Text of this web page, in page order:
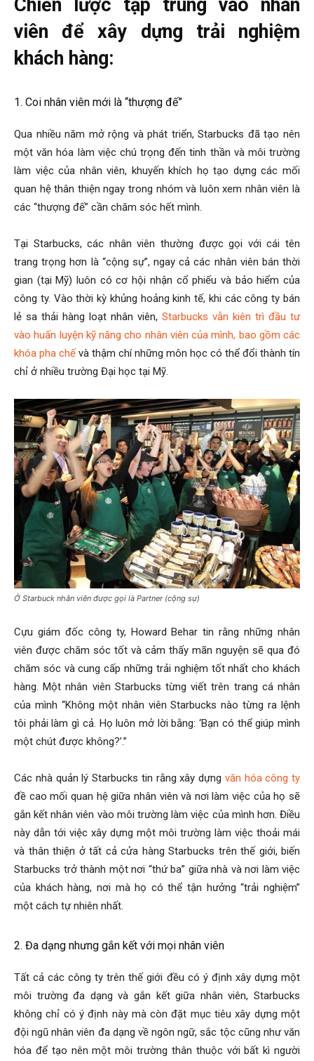
Chiến lược tập trung vào nhân
viên để xây dựng trải nghiệm
khách hàng:
1. Coi nhân viên mới là “thượng đế”
Qua nhiều năm mở rộng và phát triển, Starbucks đã tạo nên
một văn hóa làm việc chú trọng đến tinh thần và môi trường
làm việc của nhân viên, khuyến khích họ tạo dựng các mối
quan hệ thân thiện ngay trong nhóm và luôn xem nhân viên là
các “thượng đế” cần chăm sóc hết mình.
Tại Starbucks, các nhân viên thường được gọi với cái tên
trang trọng hơn là “cộng sự”, ngay cả các nhân viên bán thời
gian (tại Mỹ) luôn có cơ hội nhận cổ phiếu và bảo hiểm của
công ty. Vào thời kỳ khủng hoảng kinh tế, khi các công ty bán
lẻ sa thải hàng loạt nhân viên, Starbucks vẫn kiên trì đầu tư
vào huấn luyện kỹ năng cho nhân viên của mình, bao gồm các
khóa pha chếvà thậm chí những môn học có thể đổi thành tín
chỉ ở nhiều trường Đại học tại Mỹ.
Ở Starbuck nhân viên được gọi là Partner (cộng sự)
Cựu giám đốc công ty, Howard Behar tin rằng những nhân
viên được chăm sóc tốt và cảm thấy mãn nguyện sẽ qua đó
chăm sóc và cung cấp những trải nghiệm tốt nhất cho khách
hàng. Một nhân viên Starbucks từng viết trên trang cá nhân
của mình “Không một nhân viên Starbucks nào từng ra lệnh
tôi phải làm gì cả. Họ luôn mở lời bằng: ‘Bạn có thể giúp mình
một chút được không?’.”
Các nhà quản lý Starbucks tin rằng xây dựng văn hóa công ty
đề cao mối quan hệ giữa nhân viên và nơi làm việc của họ sẽ
gắn kết nhân viên vào môi trường làm việc của mình hơn. Điều
này dẫn tới việc xây dựng một môi trường làm việc thoải mái
và thân thiện ở tất cả cửa hàng Starbucks trên thế giới, biến
Starbucks trở thành một nơi “thứ ba” giữa nhà và nơi làm việc
của khách hàng, nơi mà họ có thể tận hưởng “trải nghiệm”
một cách tự nhiên nhất.
2. Đa dạng nhưng gắn kết với mọi nhân viên
Tất cả các công ty trên thế giới đều có ý định xây dựng một
môi trường đa dạng và gắn kết giữa nhân viên, Starbucks
không chỉ có ý định này mà còn đặt mục tiêu xây dựng một
đội ngũ nhân viên đa dạng về ngôn ngữ, sắc tộc cũng như văn
hóa để tạo nên một môi trường thân thuộc với bất kì người